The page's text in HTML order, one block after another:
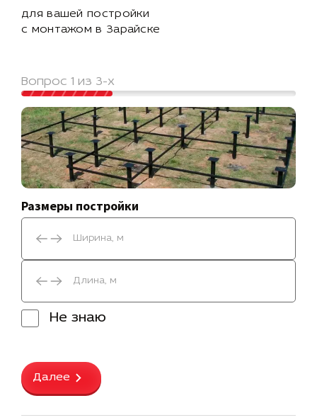
для вашей постройки
с монтажом в Зарайске
Вопрос 1 из 3-х
Размеры постройки
Не знаю
Далее